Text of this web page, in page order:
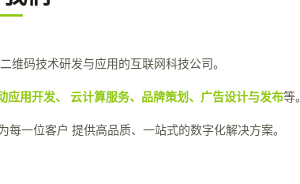
维码技术研发与应用的互联网科技公司。
应用开发、 云计算服务、品牌策划、广告设计与发布等。
一位客户 提供高品质、一站式的数字化解决方案。